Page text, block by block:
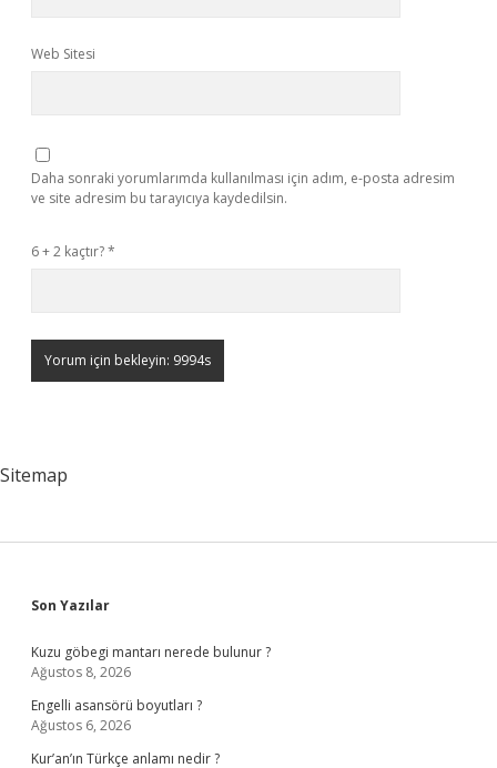
Web Sitesi
Daha sonraki yorumlarımda kullanılması için adım, e-posta adresim
ve site adresim bu tarayıcıya kaydedilsin.
6 + 2 kaçtır?*
Sitemap
Sidebar
Son Yazılar
Kuzu göbegi mantarı nerede bulunur ?
Ağustos 8, 2026
Engelli asansörü boyutları ?
Ağustos 6, 2026
Kur’an’ın Türkçe anlamı nedir ?